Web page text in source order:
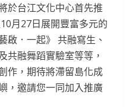
於台江文化中心首先推
月27日展開豐富多元的
啟．一起》 共融寫生、
共融舞蹈實驗室等等，
作，期待將滯留島化成
，邀請您一同加入推廣